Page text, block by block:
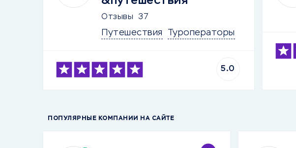
Отзывы 37
Путешествия Туроператоры
5.0
ПОПУЛЯРНЫЕ КОМПАНИИ НА САЙТЕ